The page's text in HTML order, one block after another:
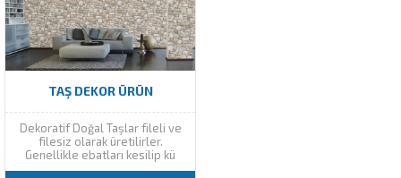
TAŞ DEKOR ÜRÜN
Dekoratif Doğal Taşlar fileli ve
filesiz olarak üretilirler.
Genellikle ebatları kesilip kü